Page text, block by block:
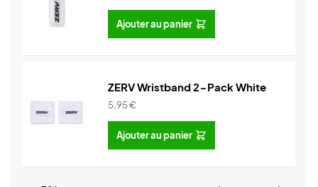
Ajouter au panier
ZERV Wristband 2-Pack White
5,95€
Ajouter au panier